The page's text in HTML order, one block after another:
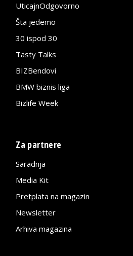
UticajnOdgovorno
Šta jedemo
30 ispod 30
Tasty Talks
BIZBendovi
BMW biznis liga
Bizlife Week
Za partnere
Saradnja
Media Kit
Pretplata na magazin
Newsletter
Arhiva magazina